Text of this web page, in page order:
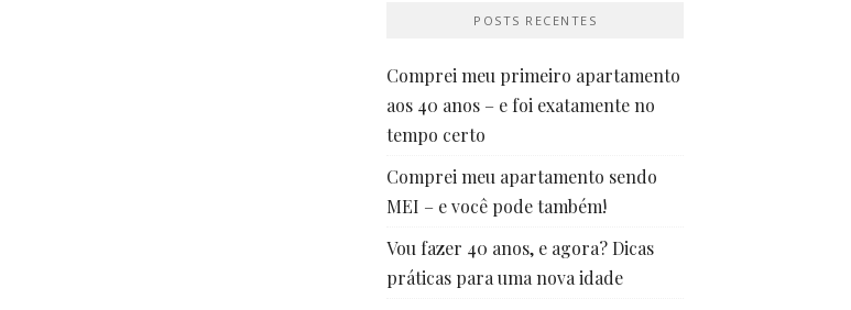
POSTS RECENTES
Comprei meu primeiro apartamento
aos 40 anos – e foi exatamente no
tempo certo
Comprei meu apartamento sendo
MEI – e você pode também!
Vou fazer 40 anos, e agora? Dicas
práticas para uma nova idade